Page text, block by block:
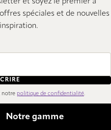
spéciales et de nouvelles
notre politique de confidentialité.
Notre gamme